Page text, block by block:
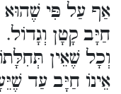
אַף עַל פִּי שֶׁהוּא
חַיָּב קָטָן וְגָדוֹל.
וְכָל שֶׁאֵין
אֵינוֹ חַיָּב עַד